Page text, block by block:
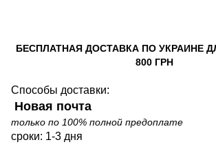
БЕСПЛАТНАЯ ДОСТАВКА ПО УКРАИНЕ
800 ГРН
Способы доставки:
Новая почта
только по 100% полной предоплате
сроки: 1-3 дня